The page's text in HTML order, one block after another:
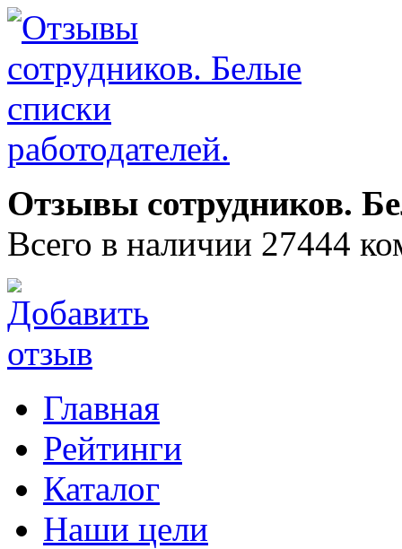
Отзывы сотрудников.
Всего в наличии 27444
Главная
Рейтинги
Каталог
Наши цели